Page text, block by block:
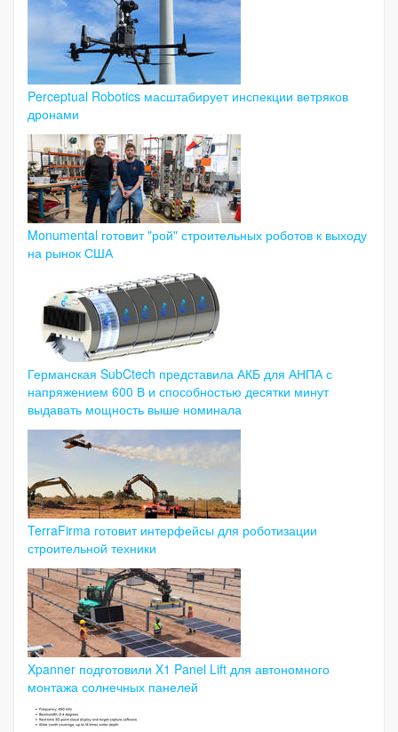
Perceptual Robotics масштабирует инспекции ветряков
дронами
Monumental готовит "рой" строительных роботов к выходу
на рынок США
Германская SubCtech представила АКБ для АНПА с
напряжением 600 В и способностью десятки минут
выдавать мощность выше номинала
TerraFirma готовит интерфейсы для роботизации
строительной техники
Xpanner подготовили X1 Panel Lift для автономного
монтажа солнечных панелей